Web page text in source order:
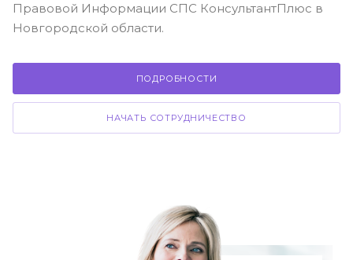
Правовой Информации СПС КонсультантПлюс в
Новгородской области.
ПОДРОБНОСТИ
НАЧАТЬ СОТРУДНИЧЕСТВО